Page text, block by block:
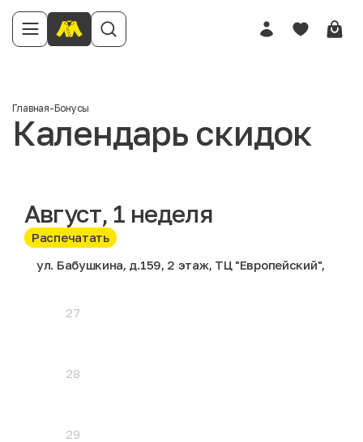
Главная-Бонусы
Календарь скидок
Август, 1 неделя
Распечатать
ул. Бабушкина, д.159, 2 этаж, ТЦ "Европейский",
27
28
29